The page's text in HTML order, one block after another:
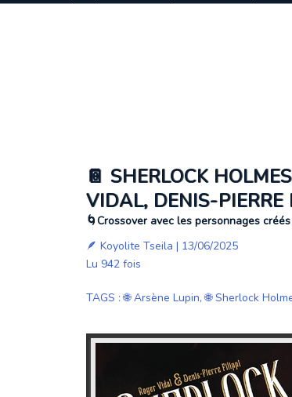
📔 SHERLOCK
VIDAL, DENIS-
🌀Crossover avec les personnages
🪶 Koyolite Tseila | 13/06/2025
Lu 942 fois
TAGS :🌐 Arsène Lupin,🌐 Sherlock